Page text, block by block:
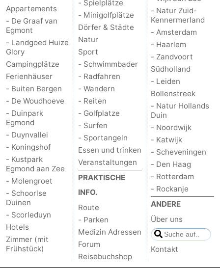
Appartements
- De Graaf van
Egmont
- Landgoed Huize
Glory
Campingplätze
Ferienhäuser
- Buiten Bergen
- De Woudhoeve
- Duinpark
Egmond
- Duynvallei
- Koningshof
- Kustpark
Egmond aan Zee
- Molengroet
- Schoorlse
Duinen
- Scorleduyn
Hotels
Zimmer (mit
Frühstück)
- Spielplätze
- Minigolfplätze
Dörfer & Städte
Natur
Sport
- Schwimmbader
- Radfahren
- Wandern
- Reiten
- Golfplatze
- Surfen
- Sportangeln
Essen und trinken
Veranstaltungen
PRAKTISCHE
INFO.
Route
- Parken
Medizin Adressen
Forum
Reisebuchshop
- Natur Zuid-
Kennermerland
- Amsterdam
- Haarlem
- Zandvoort
Südholland
- Leiden
Bollenstreek
- Natur Hollands
Duin
- Noordwijk
- Katwijk
- Scheveningen
- Den Haag
- Rotterdam
- Rockanje
ANDERE
Über uns
Kontakt